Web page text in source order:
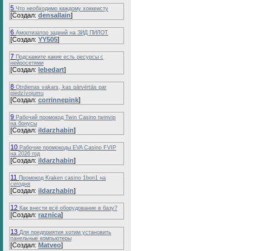
5 Что необходимо каждому хоккеисту
[Создал: densallain]
6 Амортизатор задний на ЗИД ПИЛОТ
[Создал: YY505]
7 Подскажите какие есть ресурсы с
нейросетями
[Создал: lebedart]
8 Otrdienas vakars, kas pārvērtās par
piedzīvojumu
[Создал: corrinnepink]
9 Рабочий промокод Twin Casino twinvip
на бонусы
[Создал: ildarzhabin]
10 Рабочие промокоды EVA Casino FVIP
на 2026 год
[Создал: ildarzhabin]
11 Промокод Kraken casino 1bon1 на
сегодня
[Создал: ildarzhabin]
12 Как внести всё оборудование в базу?
[Создал: raznica]
13 Для предприятия хотим установить
панельные компьютеры
[Создал: Matveo]